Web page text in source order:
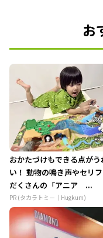
お
おかたづけもできる点がう
い！ 動物の鳴き声やセリ
だくさんの「アニア ...
PR (タカラトミー｜Hugkum)